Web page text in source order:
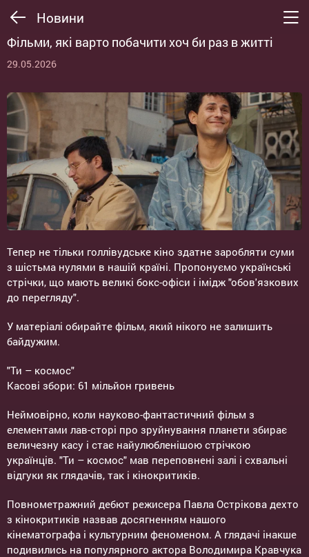
Новини
Фільми, які варто побачити хоч би раз в житті
29.05.2026
Тепер не тільки голлівудське кіно здатне заробляти суми
з шістьма нулями в нашій країні. Пропонуємо українські
стрічки, що мають великі бокс-офіси і імідж "обов'язкових
до перегляду".
У матеріалі обирайте фільм, який нікого не залишить
байдужим.
"Ти – космос"
Касові збори: 61 мільйон гривень
Неймовірно, коли науково-фантастичний фільм з
елементами лав-сторі про зруйнування планети збирає
величезну касу і стає найулюбленішою стрічкою
українців. "Ти – космос" мав переповнені залі і схвальні
відгуки як глядачів, так і кінокритиків.
Повнометражний дебют режисера Павла Острікова дехто
з кінокритиків назвав досягненням нашого
кінематографа і культурним феноменом. А глядачі інакше
подивились на популярного актора Володимира Кравчука